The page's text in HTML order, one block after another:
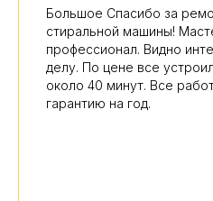
Большое Спасибо за
стиральной машины!
профессионал. Видно
делу. По цене все
около 40 минут. Все
гарантию на год.